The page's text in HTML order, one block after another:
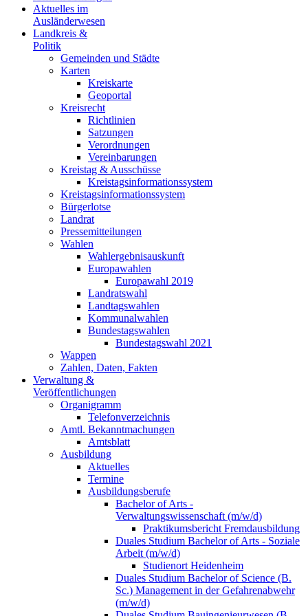
Aktuelles im
Ausländerwesen
Landkreis &
Politik
Gemeinden und Städte
Karten
Kreiskarte
Geoportal
Kreisrecht
Richtlinien
Satzungen
Verordnungen
Vereinbarungen
Kreistag & Ausschüsse
Kreistagsinformationssystem
Kreistagsinformationssystem
Bürgerlotse
Landrat
Pressemitteilungen
Wahlen
Wahlergebnisauskunft
Europawahlen
Europawahl 2019
Landratswahl
Landtagswahlen
Kommunalwahlen
Bundestagswahlen
Bundestagswahl 2021
Wappen
Zahlen, Daten, Fakten
Verwaltung &
Veröffentlichungen
Organigramm
Telefonverzeichnis
Amtl. Bekanntmachungen
Amtsblatt
Ausbildung
Aktuelles
Termine
Ausbildungsberufe
Bachelor of Arts -
Verwaltungswissenschaft (m/w/d)
Praktikumsbericht Fremdausbildung
Duales Studium Bachelor of Arts - Soziale
Arbeit (m/w/d)
Studienort Heidenheim
Duales Studium Bachelor of Science (B.
Sc.) Management in der Gefahrenabwehr
(m/w/d)